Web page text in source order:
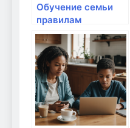
Обучение семьи
правилам
безопасного
серфинга в
интернете: как
защитить своих
близких онлайн